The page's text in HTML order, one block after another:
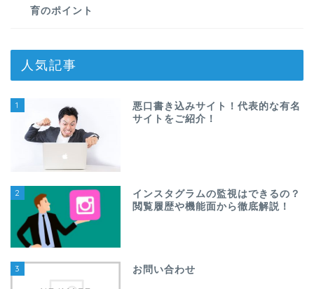
育のポイント
人気記事
1
悪口書き込みサイト！代表的な有名
サイトをご紹介！
2
インスタグラムの監視はできるの？
閲覧履歴や機能面から徹底解説！
3 お問い合わせ